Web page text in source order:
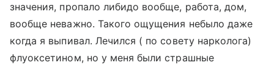
значения, пропало либидо вообще, работа, дом,
вообще неважно. Такого ощущения небыло даже
когда я выпивал. Лечился ( по совету нарколога)
флуоксетином, но у меня были страшные